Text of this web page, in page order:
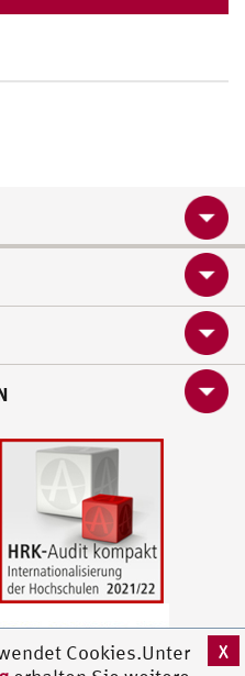
Cookies.Unter
X